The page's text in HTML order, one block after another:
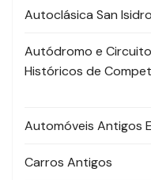
Autoclásica San
Autódromo e
Históricos de
Automóveis Antigos
Carros Antigos